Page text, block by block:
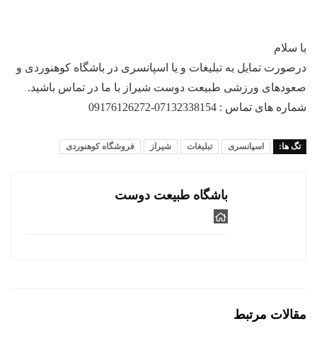
با سلام
درصورت تمایل به تبلیغات و یا اسپانسری در باشگاه کوهنوردی و
صعودهای ورزشی طبیعت دوست شیراز با ما در تماس باشید.
شماره های تماس : 07132338154-09176126272
تگ ها: اسپانسری تبلیغات شیراز فروشگاه کوهنوردی
باشگاه طبیعت دوست
مقالات مرتبط